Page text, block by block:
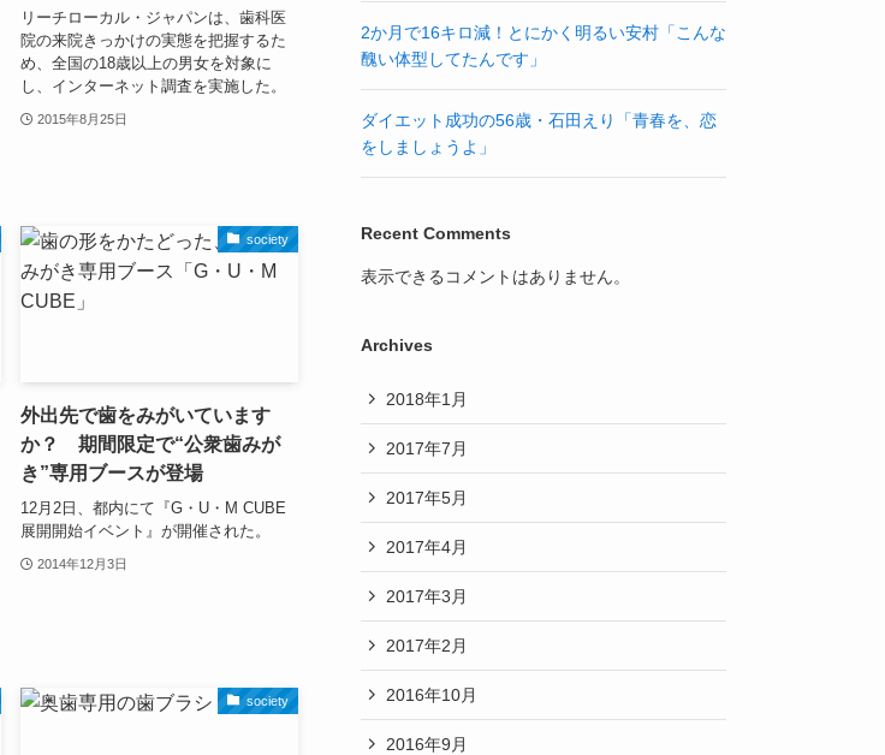
リーチローカル・ジャパンは、歯科医
院の来院きっかけの実態を把握するた
め、全国の18歳以上の男女を対象に
し、インターネット調査を実施した。
2015年8月25日
society
外出先で歯をみがいています
か？ 期間限定で“公衆歯みが
き”専用ブースが登場
12月2日、都内にて『G・U・M CUBE
展開開始イベント』が開催された。
2014年12月3日
society
2か月で16キロ減！とにかく明るい安村「こんな
醜い体型してたんです」
ダイエット成功の56歳・石田えり「青春を、恋
をしましょうよ」
Recent Comments
表示できるコメントはありません。
Archives
2018年1月
2017年7月
2017年5月
2017年4月
2017年3月
2017年2月
2016年10月
2016年9月